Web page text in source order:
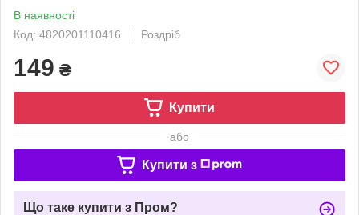
В наявності
Код: 4820201110416
Роздріб
149 ₴
Купити
або
Купити з
Що таке купити з Пром?